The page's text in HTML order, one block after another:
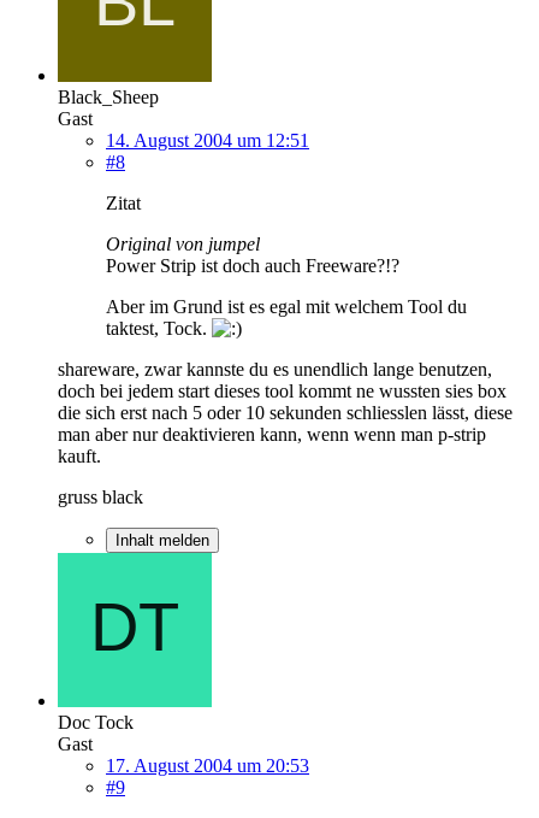
Black_Sheep
Gast
14. August 2004 um 12:51
#8
Zitat
Original von jumpel
Power Strip ist doch auch Freeware?!?
Aber im Grund ist es egal mit welchem Tool du
taktest, Tock.
shareware, zwar kannste du es unendlich lange benutzen,
doch bei jedem start dieses tool kommt ne wussten sies box
die sich erst nach 5 oder 10 sekunden schliesslen lässt, diese
man aber nur deaktivieren kann, wenn wenn man p-strip
kauft.
gruss black
Inhalt melden
Doc Tock
Gast
17. August 2004 um 20:53
#9